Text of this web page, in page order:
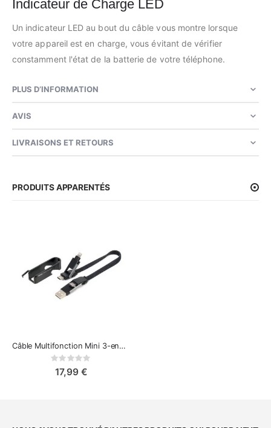
Indicateur de Charge LED
Un indicateur LED au bout du câble vous montre lorsque
votre appareil est en charge, vous évitant de vérifier
constamment l'état de la batterie de votre téléphone.
PLUS D’INFORMATION
AVIS
LIVRAISONS ET RETOURS
PRODUITS APPARENTÉS
Câble Multifonction Mini 3-en-1 avec Ouvre-Bouteille : Charge et Transfert Simplifiés
Rating:
17,99 €